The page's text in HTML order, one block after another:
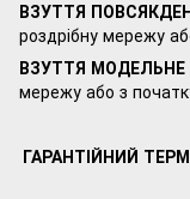
ВЗУТТЯ
роздрібну мережу
ВЗУТТЯ МОДЕЛЬНЕ
мережу або з
ГАРАНТІЙНИЙ